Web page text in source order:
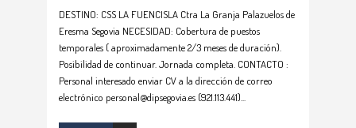
DESTINO: CSS LA FUENCISLA Ctra La Granja Palazuelos de
Eresma Segovia NECESIDAD: Cobertura de puestos
temporales ( aproximadamente 2/3 meses de duración).
Posibilidad de continuar. Jornada completa. CONTACTO :
Personal interesado enviar CV a la dirección de correo
electrónico personal@dipsegovia.es (921.113.441)